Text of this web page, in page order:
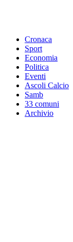
Cronaca
Sport
Economia
Politica
Eventi
Ascoli Calcio
Samb
33 comuni
Archivio